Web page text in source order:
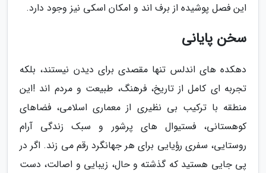
این فصل پوشیده از برف اند و امکان اسکی نیز وجود دارد.
سخن پایانی
دهکده های اندلس تنها مقصدی برای دیدن نیستند، بلکه
تجربه ای کامل از تاریخ، فرهنگ، طبیعت و مردم اند !این
منطقه با ترکیب بی نظیری از معماری اسلامی، فضاهای
کوهستانی، فستیوال های پرشور و سبک زندگی آرام
روستایی، سفری رؤیایی برای هر جهانگرد رقم می زند. اگر در
پی جایی هستید که گذشته و حال، زیبایی و اصالت، دست